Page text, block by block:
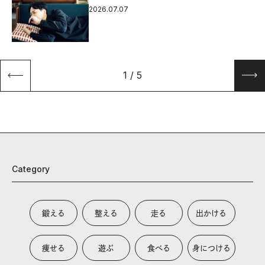
2026.07.07
1 / 5
Category
鍛える 整える 走る 出かける
痩せる 遊ぶ 食べる 身につける